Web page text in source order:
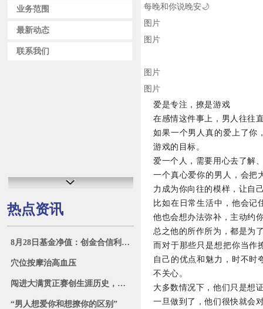
业务范围
最新动态
联系我们
热点资讯
8月28日基金净值：创金合信利泽纯债债券A最新净值1.0567，涨0.08%
穴位按摩治高血压
闯进大满贯正赛创生涯历史，布云朝克特：我只想成为我自己
“男人想爱你和想撩你的区别”
每晚和你说晚安🌙
图片
图片
图片
图片
爱是专注，撩是游戏
在感情这件事上，男人往往
如果一个男人真的爱上了你
游戏的目标。
爱一个人，需要用心去了解
一个真心爱你的男人，会把
力成为你向往的模样，让自
比如在日常生活中，他会记
他也会想办法弥补，主动约
总之他的所作所为，都是为
而对于那些只是想把你当作
自己的优点和魅力，时不时
不关心。
大多数情况下，他们只是想
一旦做到了，他们很快就会